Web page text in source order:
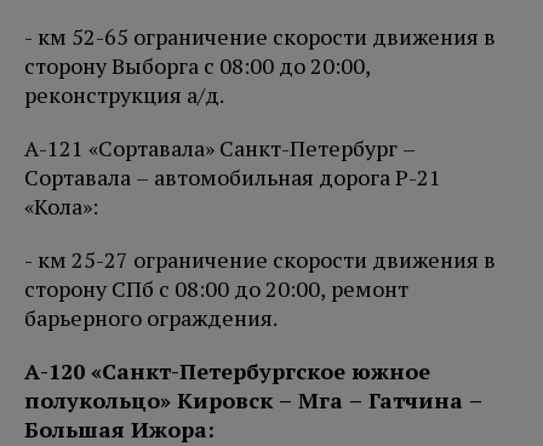
- км 52-65 ограничение скорости движения в
сторону Выборга с 08:00 до 20:00,
реконструкция а/д.
А-121 «Сортавала» Санкт-Петербург –
Сортавала – автомобильная дорога Р-21
«Кола»:
- км 25-27 ограничение скорости движения в
сторону СПб с 08:00 до 20:00, ремонт
барьерного ограждения.
А-120 «Санкт-Петербургское южное
полукольцо» Кировск – Мга – Гатчина –
Большая Ижора: